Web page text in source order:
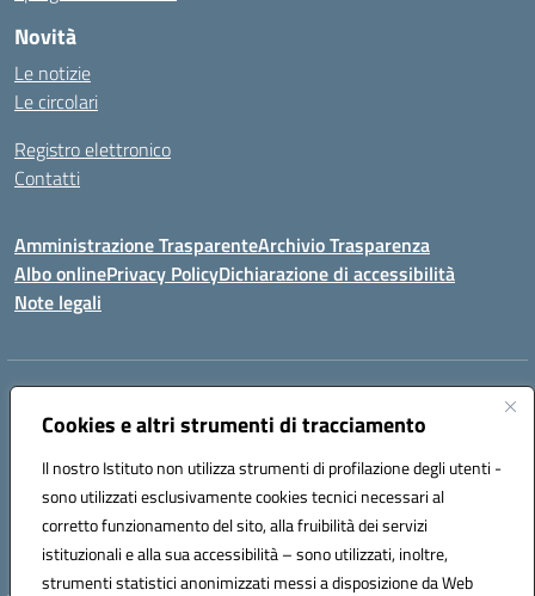
Cookies e altri strumenti di tracciamento
Il nostro Istituto non utilizza strumenti di profilazione degli utenti -
sono utilizzati esclusivamente cookies tecnici necessari al
corretto funzionamento del sito, alla fruibilità dei servizi
istituzionali e alla sua accessibilità – sono utilizzati, inoltre,
strumenti statistici anonimizzati messi a disposizione da Web
Novità
Le notizie
Le circolari
Registro elettronico
Contatti
Amministrazione TrasparenteArchivio Trasparenza
Albo onlinePrivacy PolicyDichiarazione di accessibilità
Note legali
Indirizzo:
Centralino:096721161 Email:czic869004@istruzione.it
Codice fiscale: 84000710792
Codice meccanografico:
CZIC869004
Codice unico di fatturazione (CUF): UFKGA0